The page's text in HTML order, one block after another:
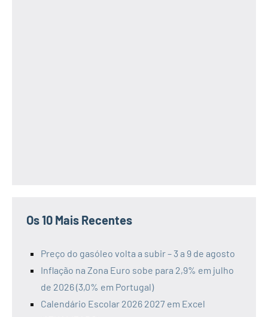
Os 10 Mais Recentes
Preço do gasóleo volta a subir – 3 a 9 de agosto
Inflação na Zona Euro sobe para 2,9% em julho
de 2026 (3,0% em Portugal)
Calendário Escolar 2026 2027 em Excel